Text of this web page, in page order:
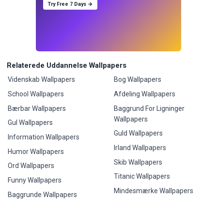
Try Free 7 Days →
Relaterede Uddannelse Wallpapers
Videnskab Wallpapers
School Wallpapers
Bærbar Wallpapers
Gul Wallpapers
Information Wallpapers
Humor Wallpapers
Ord Wallpapers
Funny Wallpapers
Baggrunde Wallpapers
Bog Wallpapers
Afdeling Wallpapers
Baggrund For Ligninger
Wallpapers
Guld Wallpapers
Irland Wallpapers
Skib Wallpapers
Titanic Wallpapers
Mindesmærke Wallpapers